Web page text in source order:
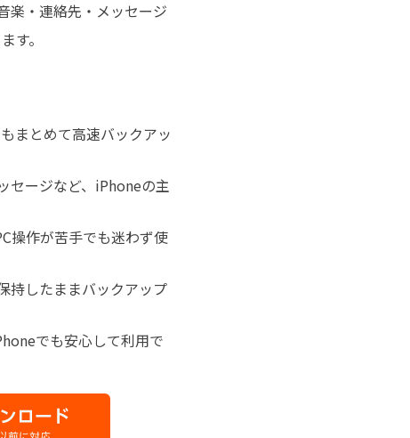
楽・連絡先・メッセージ
す。
まとめて高速バックアッ
セージなど、iPhoneの主
操作が苦手でも迷わず使
持したままバックアップ
でも安心して利用で